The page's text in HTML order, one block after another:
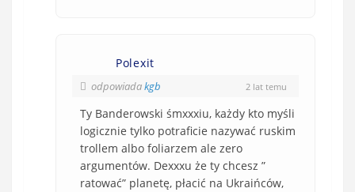
Polexit
odpowiadakgb 2 lat temu
Ty Banderowski śmxxxiu, każdy kto myśli
logicznie tylko potraficie nazywać ruskim
trollem albo foliarzem ale zero
argumentów. Dexxxu że ty chcesz ”
ratować” planetę, płacić na Ukraińców,